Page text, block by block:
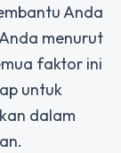
Anda
menurut
faktor ini
untuk
dalam